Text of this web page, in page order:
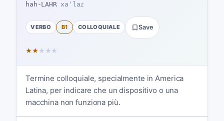
hah-LAHR xaˈlaɾ
VERBO B1 COLLOQUIALE Save
★★ ★ ★ ★
Termine colloquiale, specialmente in America
Latina, per indicare che un dispositivo o una
macchina non funziona più.